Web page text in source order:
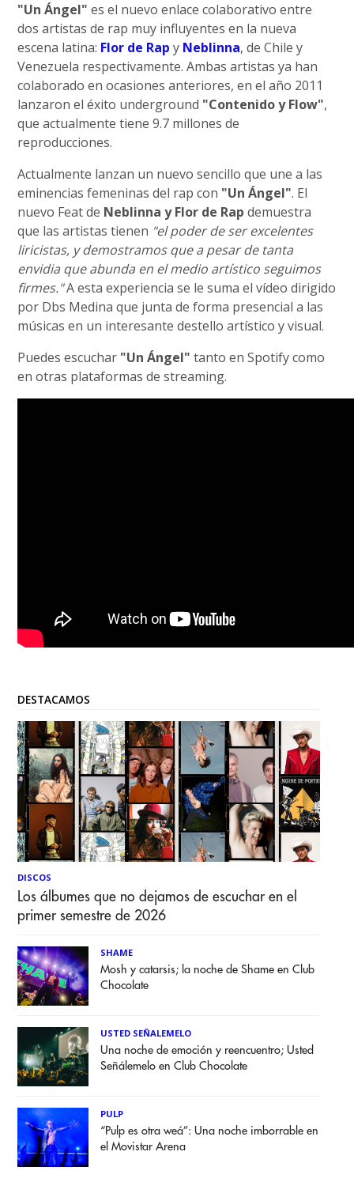
"Un Ángel" es el nuevo enlace colaborativo entre
dos artistas de rap muy influyentes en la nueva
escena latina: Flor de Rap y Neblinna, de Chile y
Venezuela respectivamente. Ambas artistas ya han
colaborado en ocasiones anteriores, en el año 2011
lanzaron el éxito underground "Contenido y Flow",
que actualmente tiene 9.7 millones de
reproducciones.
Actualmente lanzan un nuevo sencillo que une a las
eminencias femeninas del rap con "Un Ángel". El
nuevo Feat de Neblinna y Flor de Rap demuestra
que las artistas tienen "el poder de ser excelentes
liricistas, y demostramos que a pesar de tanta
envidia que abunda en el medio artístico seguimos
firmes."A esta experiencia se le suma el vídeo dirigido
por Dbs Medina que junta de forma presencial a las
músicas en un interesante destello artístico y visual.
Puedes escuchar "Un Ángel" tanto en Spotify como
en otras plataformas de streaming.
DESTACAMOS
DISCOS
Los álbumes que no dejamos de escuchar en el
primer semestre de 2026
SHAME
Mosh y catarsis; la noche de Shame en Club
Chocolate
USTED SEÑALEMELO
Una noche de emoción y reencuentro; Usted
Señálemelo en Club Chocolate
PULP
“Pulp es otra weá”: Una noche imborrable en
el Movistar Arena